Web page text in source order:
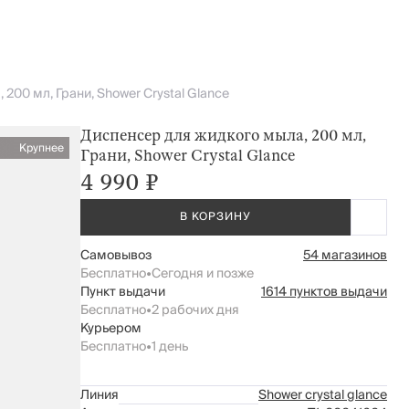
мл, Грани, Shower Crystal Glance
Крупнее
Диспенсер для жидкого мыла, 200 мл,
Грани, Shower Crystal Glance
4 990 ₽
В КОРЗИНУ
Самовывоз
54 магазинов
Бесплатно•Сегодня и позже
Пункт выдачи
1614 пунктов выдачи
Бесплатно•2 рабочих дня
Курьером
Бесплатно•1 день
Линия
Shower crystal glance